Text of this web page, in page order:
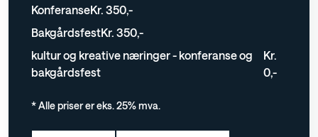
KonferanseKr. 350,-
BakgårdsfestKr. 350,-
kultur og kreative næringer - konferanse og
bakgårdsfest
Kr.
0,-
* Alle priser er eks. 25% mva.